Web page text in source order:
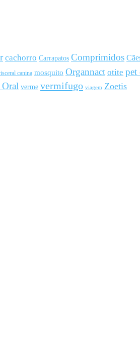
cachorro Carrapatos Comprimidos
canina mosquito Organnact otite pet
verme vermifugo viagem Zoetis